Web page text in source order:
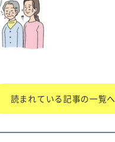
読まれている記事の一覧へ